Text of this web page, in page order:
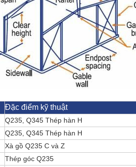
Đặc điểm kỹ thuật
Q235, Q345 Thép hàn H
Q235, Q345 Thép hàn H
Xà gồ Q235 C và Z
Thép góc Q235